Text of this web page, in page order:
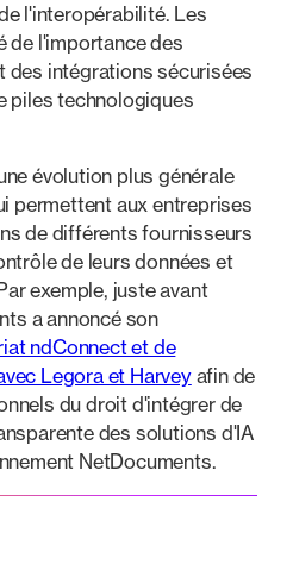
l'interopérabilité. Les
de l'importance des
des intégrations sécurisées
piles technologiques
évolution plus générale
permettent aux entreprises
de différents fournisseurs
de leurs données et
exemple, juste avant
a annoncé son
ndConnect et de
Legora et Harveyafin de
du droit d'intégrer de
des solutions d'IA
NetDocuments.